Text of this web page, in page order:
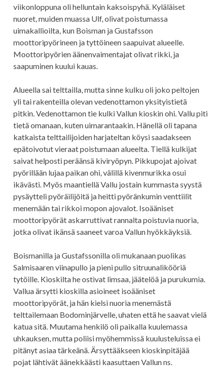
viikonloppuna oli helluntain kaksoispyhä. Kyläläiset
nuoret, muiden muassa Ulf, olivat poistumassa
uimakallioilta, kun Boisman ja Gustafsson
moottoripyörineen ja tyttöineen saapuivat alueelle.
Moottoripyörien äänenvaimentajat olivat rikki, ja
saapuminen kuului kauas.
Alueella sai telttailla, mutta sinne kulku oli joko peltojen
yli tai rakenteilla olevan vedenottamon yksityistietä
pitkin. Vedenottamon tie kulki Vallun kioskin ohi. Vallu piti
tietä omanaan, kuten uimarantaakin. Hänellä oli tapana
katkaista telttailijoiden harjateltan köysi saadakseen
epätoivotut vieraat poistumaan alueelta. Tiellä kulkijat
saivat helposti peräänsä kiviryöpyn. Pikkupojat ajoivat
pyörillään lujaa paikan ohi, välillä kivenmurikka osui
ikävästi. Myös maantiellä Vallu jostain kummasta syystä
pysäytteli pyöräilijöitä ja heitti pyöränkumin venttiilit
menemään tai rikkoi mopon ajovalot. Isoääniset
moottoripyörät askarruttivat rannalta poistuvia nuoria,
jotka olivat ikänsä saaneet varoa Vallun hyökkäyksiä.
Boismanilla ja Gustafssonilla oli mukanaan puolikas
Salmisaaren viinapullo ja pieni pullo sitruunalikööriä
tytöille. Kioskilta he ostivat limsaa, jäätelöä ja purukumia.
Vallua ärsytti kioskilla asioineet isoääniset
moottoripyörät, ja hän kielsi nuoria menemästä
telttailemaan Bodominjärvelle, uhaten että he saavat vielä
katua sitä. Muutama henkilö oli paikalla kuulemassa
uhkauksen, mutta poliisi myöhemmissä kuulusteluissa ei
pitänyt asiaa tärkeänä. Ärsyttääkseen kioskinpitäjää
pojat lähtivät äänekkäästi kaasuttaen Vallun ns.